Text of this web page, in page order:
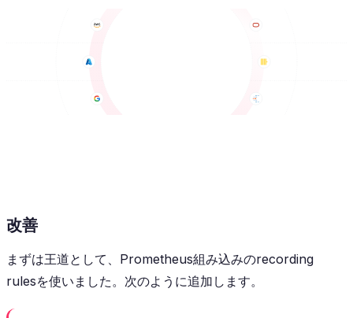
改善
まずは王道として、Prometheus組み込みのrecording
rulesを使いました。次のように追加します。